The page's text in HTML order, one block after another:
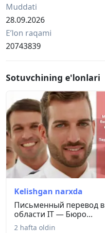
Muddati
28.09.2026
Eʼlon raqami
20743839
Sotuvchining e'lonlari
Kelishgan narxda
Письменный перевод в
области IT — Бюро
переводов I...
2 hafta oldin